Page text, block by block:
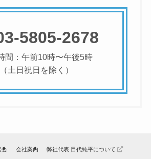
5805-2678
間：午前10時〜午後5時
（土日祝日を除く）
会 会社案内 弊社代表 目代純平について